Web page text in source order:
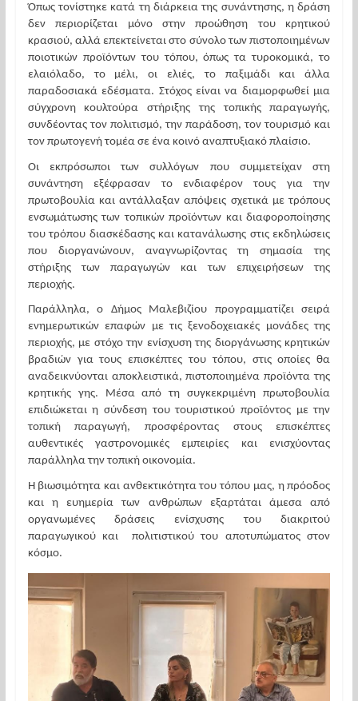
Όπως τονίστηκε κατά τη διάρκεια της συνάντησης, η δράση
δεν περιορίζεται μόνο στην προώθηση του κρητικού
κρασιού, αλλά επεκτείνεται στο σύνολο των πιστοποιημένων
ποιοτικών προϊόντων του τόπου, όπως τα τυροκομικά, το
ελαιόλαδο, το μέλι, οι ελιές, το παξιμάδι και άλλα
παραδοσιακά εδέσματα. Στόχος είναι να διαμορφωθεί μια
σύγχρονη κουλτούρα στήριξης της τοπικής παραγωγής,
συνδέοντας τον πολιτισμό, την παράδοση, τον τουρισμό και
τον πρωτογενή τομέα σε ένα κοινό αναπτυξιακό πλαίσιο.
Οι εκπρόσωποι των συλλόγων που συμμετείχαν στη
συνάντηση εξέφρασαν το ενδιαφέρον τους για την
πρωτοβουλία και αντάλλαξαν απόψεις σχετικά με τρόπους
ενσωμάτωσης των τοπικών προϊόντων και διαφοροποίησης
του τρόπου διασκέδασης και κατανάλωσης στις εκδηλώσεις
που διοργανώνουν, αναγνωρίζοντας τη σημασία της
στήριξης των παραγωγών και των επιχειρήσεων της
περιοχής.
Παράλληλα, ο Δήμος Μαλεβιζίου προγραμματίζει σειρά
ενημερωτικών επαφών με τις ξενοδοχειακές μονάδες της
περιοχής, με στόχο την ενίσχυση της διοργάνωσης κρητικών
βραδιών για τους επισκέπτες του τόπου, στις οποίες θα
αναδεικνύονται αποκλειστικά, πιστοποιημένα προϊόντα της
κρητικής γης. Μέσα από τη συγκεκριμένη πρωτοβουλία
επιδιώκεται η σύνδεση του τουριστικού προϊόντος με την
τοπική παραγωγή, προσφέροντας στους επισκέπτες
αυθεντικές γαστρονομικές εμπειρίες και ενισχύοντας
παράλληλα την τοπική οικονομία.
Η βιωσιμότητα και ανθεκτικότητα του τόπου μας, η πρόοδος
και η ευημερία των ανθρώπων εξαρτάται άμεσα από
οργανωμένες δράσεις ενίσχυσης του διακριτού
παραγωγικού και  πολιτιστικού του αποτυπώματος στον
κόσμο.